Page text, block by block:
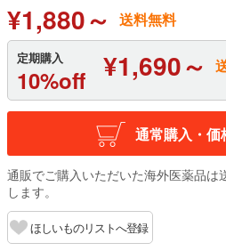
¥1,880～ 送料無料
定期購入
10%off ¥1,690～
通常購入・価
通販でご購入いただいた海外医薬品は
します。
ほしいものリストへ登録